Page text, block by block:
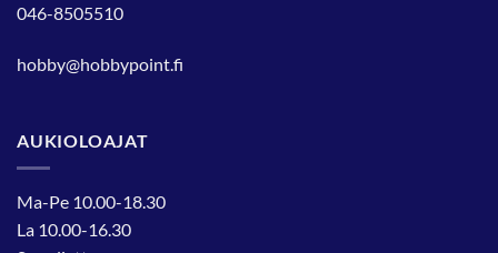
046-8505510
hobby@hobbypoint.fi
AUKIOLOAJAT
Ma-Pe 10.00-18.30
La 10.00-16.30